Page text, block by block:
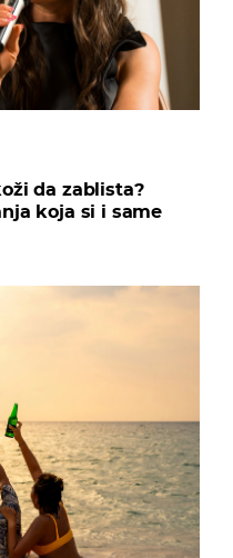
da zablista?
koja si i same